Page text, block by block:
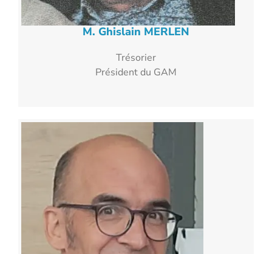
M. Ghislain MERLEN
Trésorier
Président du GAM